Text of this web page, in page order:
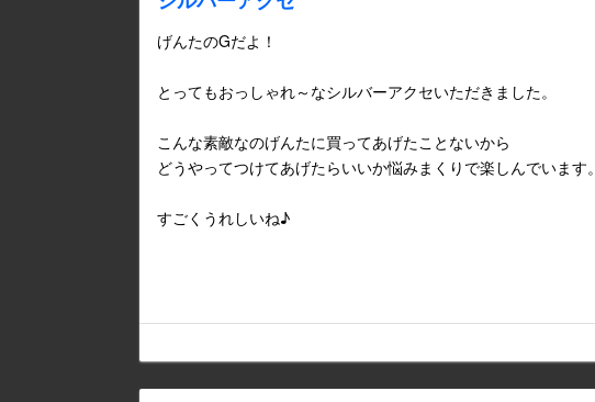
げんたのGだよ！
とってもおっしゃれ～なシルバーアクセいただきました。
こんな素敵なのげんたに買ってあげたことないから
どうやってつけてあげたらいいか悩みまくりで楽しんでいます。
すごくうれしいね♪